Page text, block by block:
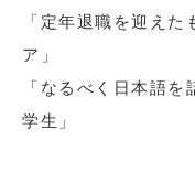
「定年退職を迎え
ア」
「なるべく日本語
学生」